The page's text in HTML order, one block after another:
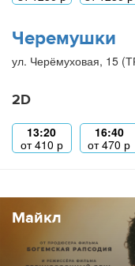
Черемушки
ул. Черёмуховая, 15
2D
13:20
от410 р
16:40
от470 р
Майкл